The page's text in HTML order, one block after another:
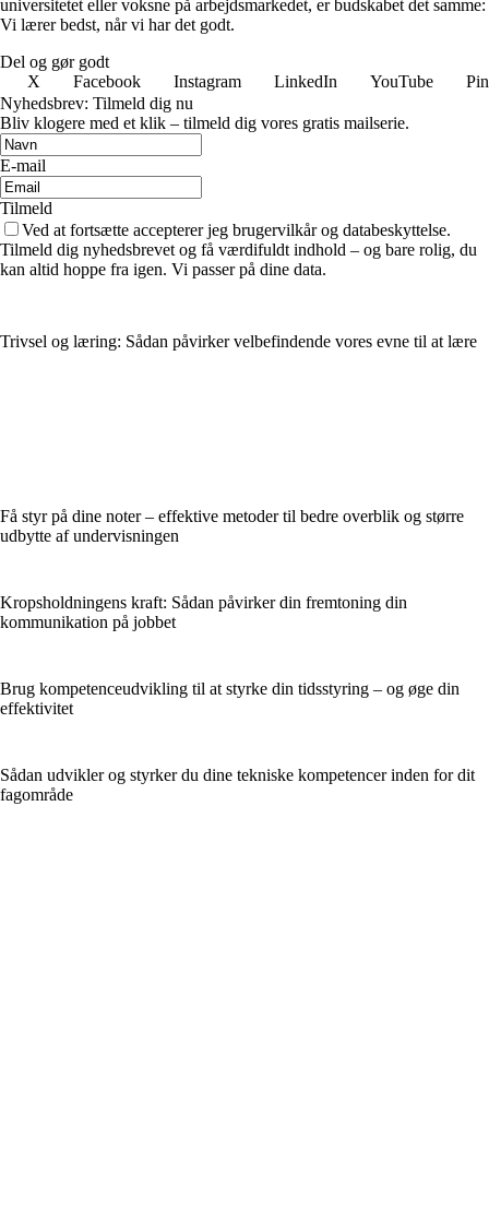
universitetet eller voksne på arbejdsmarkedet, er budskabet det samme:
Vi lærer bedst, når vi har det godt.
Del og gør godt
X
Facebook Instagram LinkedIn YouTube
Nyhedsbrev: Tilmeld dig nu
Bliv klogere med et klik – tilmeld dig vores gratis mailserie.
E-mail
Tilmeld
Ved at fortsætte accepterer jeg brugervilkår og databeskyttelse.
Tilmeld dig nyhedsbrevet og få værdifuldt indhold – og bare rolig, du
kan altid hoppe fra igen. Vi passer på dine data.
Trivsel og læring: Sådan påvirker velbefindende vores evne til at lære
Få styr på dine noter – effektive metoder til bedre overblik og større
udbytte af undervisningen
Kropsholdningens kraft: Sådan påvirker din fremtoning din
kommunikation på jobbet
Brug kompetenceudvikling til at styrke din tidsstyring – og øge din
effektivitet
Sådan udvikler og styrker du dine tekniske kompetencer inden for dit
fagområde